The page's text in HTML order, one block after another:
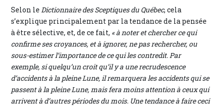
Selon leDictionnaire des Sceptiques du Québec, cela
s’explique principalement par la tendance de la pensée
à être sélective, et, de ce fait, « à noter et chercher ce qui
confirme ses croyances, et à ignorer, ne pas rechercher, ou
sous-estimer l’importance de ce qui les contredit. Par
exemple, si quelqu’un croit qu’il y a une recrudescence
d’accidents à la pleine Lune, il remarquera les accidents qui se
passent à la pleine Lune, mais fera moins attention à ceux qui
arrivent à d’autres périodes du mois. Une tendance à faire ceci